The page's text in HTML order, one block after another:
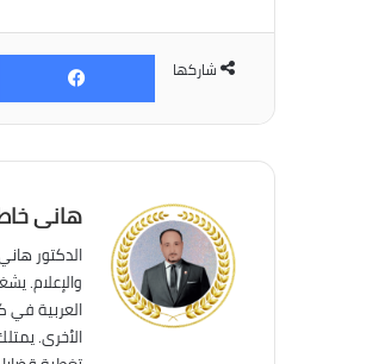
شاركها
هانى
الدكتور
والإعلام.
العربية في
الأخرى.